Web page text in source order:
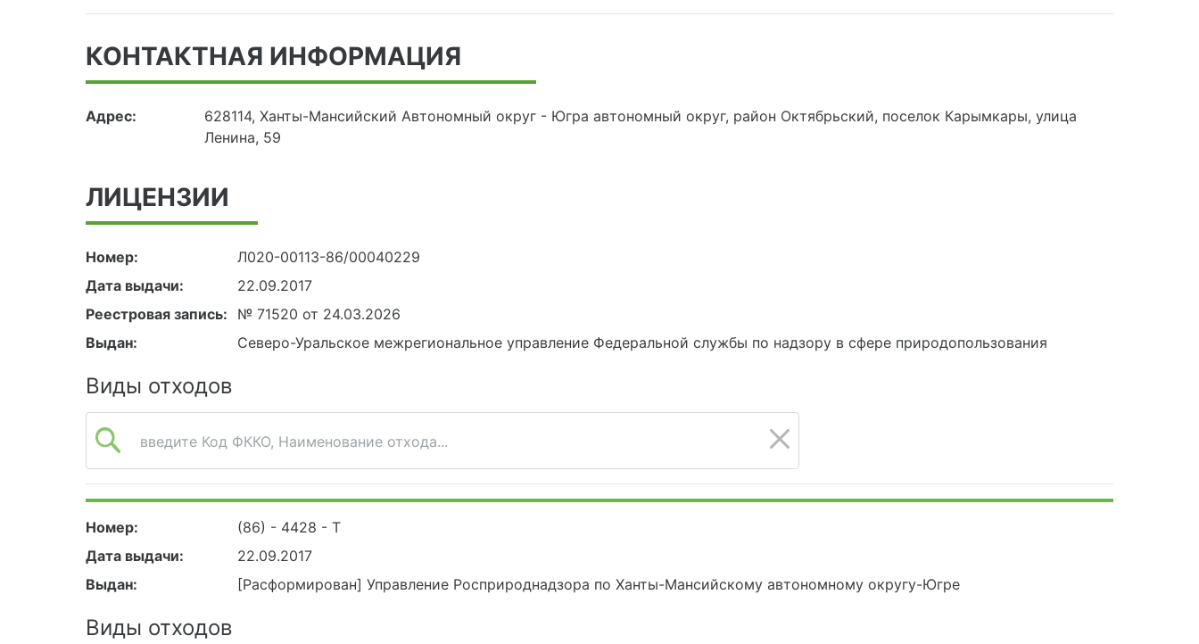
КОНТАКТНАЯ ИНФОРМАЦИЯ
Адрес:
628114, Ханты-Мансийский Автономный округ - Югра автономный округ, район Октябрьский, поселок Карымкары, улица
Ленина, 59
ЛИЦЕНЗИИ
Номер:
Л020-00113-86/00040229
Дата выдачи:
22.09.2017
Реестровая запись:
№ 71520 от 24.03.2026
Выдан:
Северо-Уральское межрегиональное управление Федеральной службы по надзору в сфере природопользования
Виды отходов
введите Код ФККО, Наименование отхода...
Номер:
(86) - 4428 - Т
Дата выдачи:
22.09.2017
Выдан:
[Расформирован] Управление Росприроднадзора по Ханты-Мансийскому автономному округу-Югре
Виды отходов